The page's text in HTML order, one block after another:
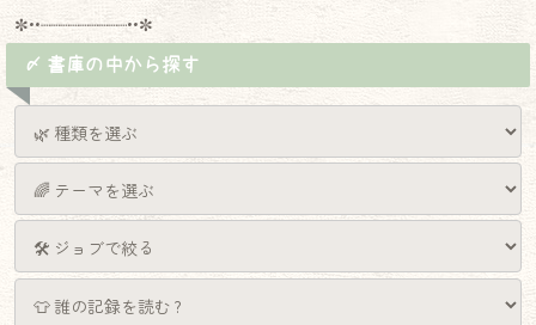
✼••┈┈┈┈┈┈┈┈┈••✼
〆 書庫の中から探す